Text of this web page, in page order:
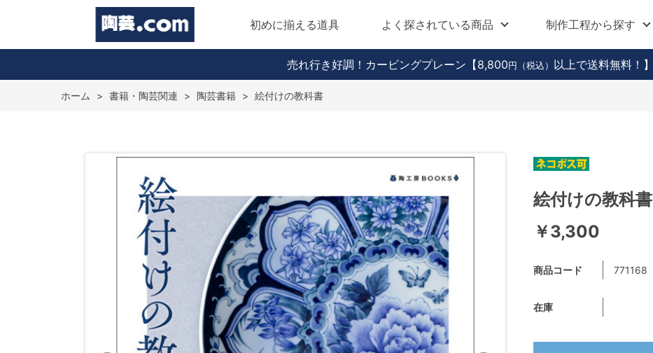
初めに揃える道具 よく探されている商品 制作工程から探す
売れ行き好調！カービングプレーン 【8,800 円（税込） 以上で送料無料！】
ホーム > 書籍・陶芸関連 > 陶芸書籍 > 絵付けの教科書
絵付けの教科書
￥3,300
商品コード 771168
在庫